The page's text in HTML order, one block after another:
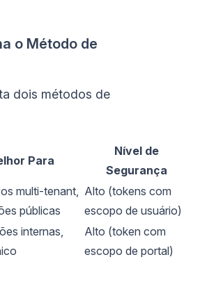
o Método de
dois métodos de
Para
Nível de
Segurança
multi-tenant,
públicas
Alto (tokens com
escopo de usuário)
internas,
Alto (token com
escopo de portal)